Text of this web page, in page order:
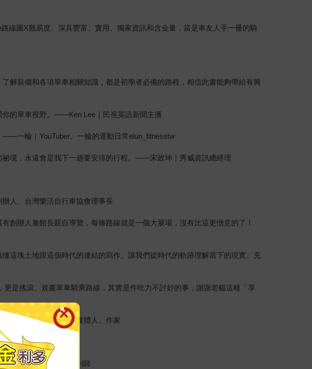
線圖X難易度。深具豐富、實用、獨家資訊和含金量，當是車友人手一冊的騎
解裝備和各項單車相關知識，都是初學者必備的路程，相信此書能夠帶給有興
你的單車視野。——Ken Lee｜民視英語新聞主播
一輪｜YouTuber、一輪的運動日常elun_fitnesstw
境，永遠會是我下一趟要安排的行程。——宋政坤｜秀威資訊總經理
人、台灣樂活自行車協會理事長
創辦人兼館長親自導覽，每條路線就是一個大展場，沒有比這更愜意的了！
這塊土地跟這個時代的連結的寫作。讓我們從時代的軌跡理解當下的現實。充
是搖滾。規畫單車騎乘路線，其實是件吃力不討好的事，謝謝老貓這種「享
北。——野島剛｜資深媒體人、作家
地理所
YANA｜運動旅遊規劃師